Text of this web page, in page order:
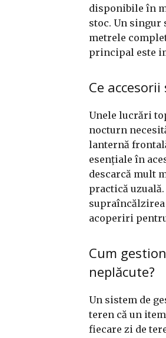
disponibile în
stoc. Un
metrele
principal este
Ce
Unele lucrări
nocturn
lanternă
esențiale în
descarcă mult
practică
acoperiri
Cum
neplăcute?
Un sistem de
teren că un
fiecare zi de